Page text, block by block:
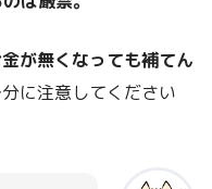
が無くなっても補てん
に注意してください